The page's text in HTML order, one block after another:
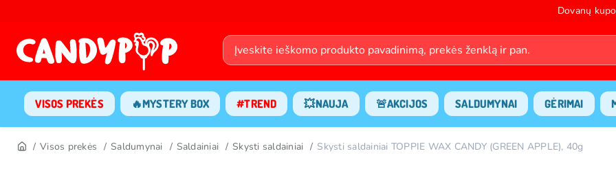
Dovanų
VISOS PREKĖS 🔥MYSTERY BOX #TREND 💥NAUJA 🚨AKCIJOS SALDUMYNAI GĖRIMAI
Visos prekės Saldumynai Saldainiai Skysti saldainiai Skysti saldainiai TOPPIE WAX CANDY (GREEN APPLE), 40g